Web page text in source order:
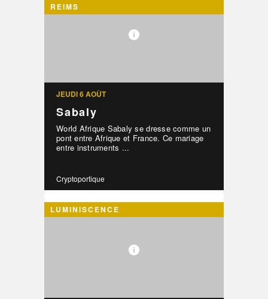
REIMS
JEUDI 6 AOÛT
Sabaly
World Afrique Sabaly se dresse comme un
pont entre Afrique et France. Ce mariage
entre instruments ...
Cryptoportique
LUMINISCENCE